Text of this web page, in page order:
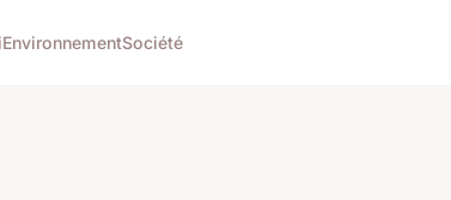
EnvironnementSociété